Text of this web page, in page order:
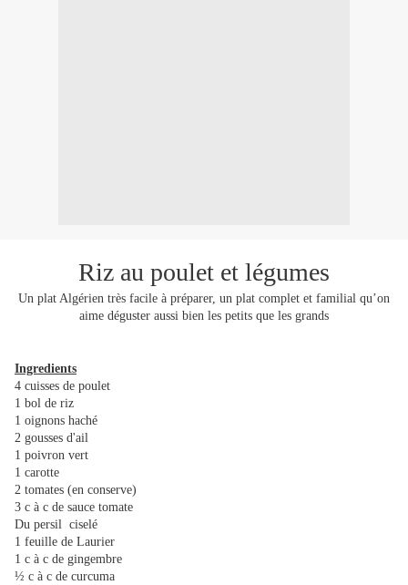
Riz au poulet et légumes
Un plat Algérien très facile à préparer, un plat complet et familial qu’on
aime déguster aussi bien les petits que les grands
Ingredients
4 cuisses de poulet
1 bol de riz
1 oignons haché
2 gousses d'ail
1 poivron vert
1 carotte
2 tomates (en conserve)
3 c à c de sauce tomate
Du persil ciselé
1 feuille de Laurier
1 c à c de gingembre
½ c à c de curcuma